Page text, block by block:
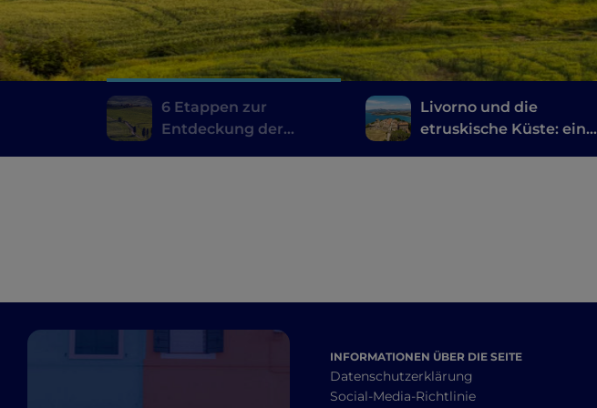
6 Etappen zur
Entdeckung der
Livorno und die
etruskische Küste: eine
INFORMATIONEN ÜBER DIE SEITE
Datenschutzerklärung
Social-Media-Richtlinie